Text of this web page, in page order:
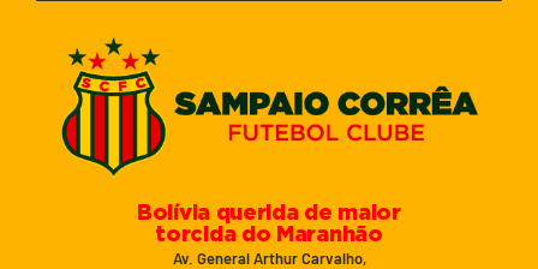
Bolívia querida de maior
torcida do Maranhão
Av. General Arthur Carvalho,